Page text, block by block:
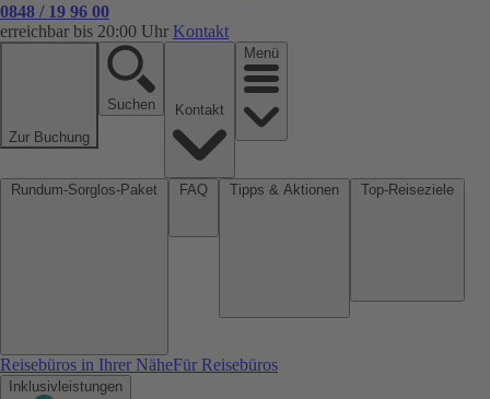
0848 / 19 96 00
erreichbar bis 20:00 Uhr Kontakt
Zur Buchung
Suchen
Menü
Reisebüros in Ihrer NäheFür Reisebüros
Inklusivleistungen